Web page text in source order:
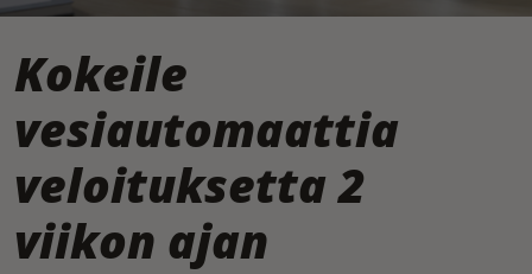
Kokeile
vesiautomaattia
veloituksetta 2
viikon ajan